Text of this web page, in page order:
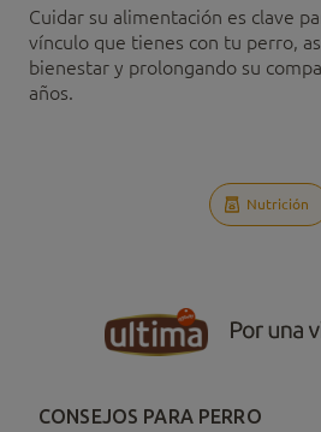
Cuidar su alimentación es clave
vínculo que tienes con tu perro,
bienestar y prolongando su
años.
Nutrición
CONSEJOS PARA PERRO